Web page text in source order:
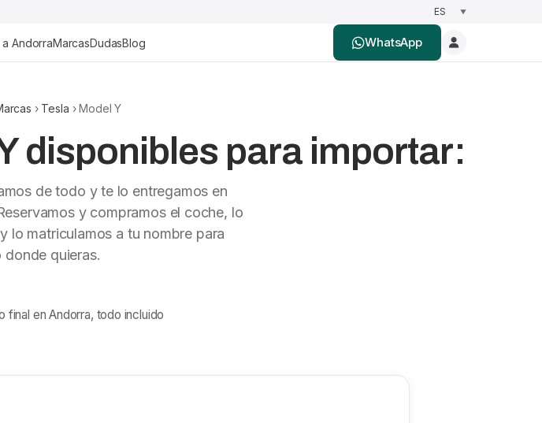
AndorraMarcasDudasBlog WhatsApp
› Tesla › Model Y
disponibles para importar:
de todo y te lo entregamos en
y compramos el coche, lo
lo matriculamos a tu nombre para
donde quieras.
final en Andorra, todo incluido